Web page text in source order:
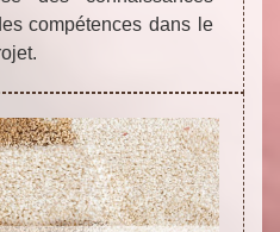
compétences dans le